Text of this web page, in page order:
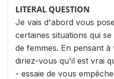
LITERAL QUESTION
Je vais d'abord vous
certaines situations qui
de femmes. En pensant
diriez-vous qu'il est vrai
- essaie de vous